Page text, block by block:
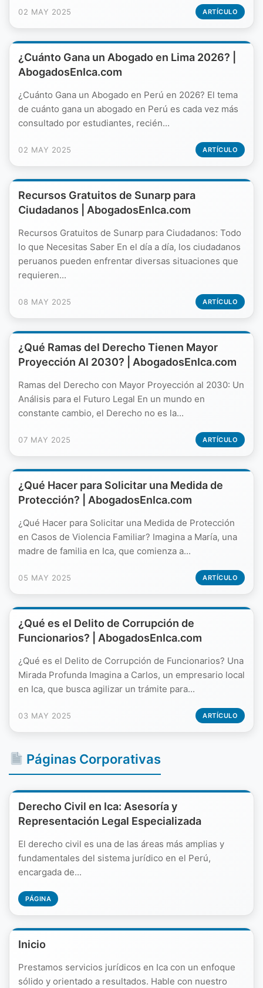
02 MAY 2025 ARTÍCULO
¿Cuánto Gana un Abogado en Lima 2026? |
AbogadosEnIca.com
¿Cuánto Gana un Abogado en Perú en 2026? El tema
de cuánto gana un abogado en Perú es cada vez más
consultado por estudiantes, recién...
02 MAY 2025 ARTÍCULO
Recursos Gratuitos de Sunarp para
Ciudadanos | AbogadosEnIca.com
Recursos Gratuitos de Sunarp para Ciudadanos: Todo
lo que Necesitas Saber En el día a día, los ciudadanos
peruanos pueden enfrentar diversas situaciones que
requieren...
08 MAY 2025 ARTÍCULO
¿Qué Ramas del Derecho Tienen Mayor
Proyección Al 2030? | AbogadosEnIca.com
Ramas del Derecho con Mayor Proyección al 2030: Un
Análisis para el Futuro Legal En un mundo en
constante cambio, el Derecho no es la...
07 MAY 2025 ARTÍCULO
¿Qué Hacer para Solicitar una Medida de
Protección? | AbogadosEnIca.com
¿Qué Hacer para Solicitar una Medida de Protección
en Casos de Violencia Familiar? Imagina a María, una
madre de familia en Ica, que comienza a...
05 MAY 2025 ARTÍCULO
¿Qué es el Delito de Corrupción de
Funcionarios? | AbogadosEnIca.com
¿Qué es el Delito de Corrupción de Funcionarios? Una
Mirada Profunda Imagina a Carlos, un empresario local
en Ica, que busca agilizar un trámite para...
03 MAY 2025 ARTÍCULO
Páginas Corporativas
Derecho Civil en Ica: Asesoría y
Representación Legal Especializada
El derecho civil es una de las áreas más amplias y
fundamentales del sistema jurídico en el Perú,
encargada de...
PÁGINA
Inicio
Prestamos servicios jurídicos en Ica con un enfoque
sólido y orientado a resultados. Hable con nuestro